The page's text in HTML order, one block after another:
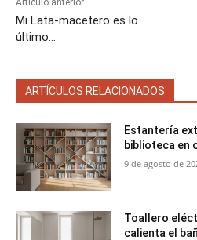
Artículo anterior
Mi Lata-macetero es lo
último…
ARTÍCULOS RELACIONADOS
Estantería
biblioteca en
9 de agosto de
Toallero
calienta el